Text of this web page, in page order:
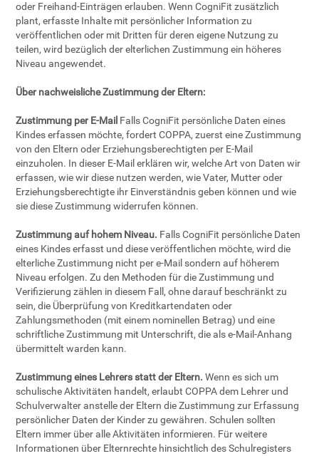
oder Freihand-Einträgen erlauben. Wenn CogniFit zusätzlich
plant, erfasste Inhalte mit persönlicher Information zu
veröffentlichen oder mit Dritten für deren eigene Nutzung zu
teilen, wird bezüglich der elterlichen Zustimmung ein höheres
Niveau angewendet.
Über nachweisliche Zustimmung der Eltern:
Zustimmung per E-Mail Falls CogniFit persönliche Daten eines
Kindes erfassen möchte, fordert COPPA, zuerst eine Zustimmung
von den Eltern oder Erziehungsberechtigten per E-Mail
einzuholen. In dieser E-Mail erklären wir, welche Art von Daten wir
erfassen, wie wir diese nutzen werden, wie Vater, Mutter oder
Erziehungsberechtigte ihr Einverständnis geben können und wie
sie diese Zustimmung widerrufen können.
Zustimmung auf hohem Niveau. Falls CogniFit persönliche Daten
eines Kindes erfasst und diese veröffentlichen möchte, wird die
elterliche Zustimmung nicht per e-Mail sondern auf höherem
Niveau erfolgen. Zu den Methoden für die Zustimmung und
Verifizierung zählen in diesem Fall, ohne darauf beschränkt zu
sein, die Überprüfung von Kreditkartendaten oder
Zahlungsmethoden (mit einem nominellen Betrag) und eine
schriftliche Zustimmung mit Unterschrift, die als e-Mail-Anhang
übermittelt warden kann.
Zustimmung eines Lehrers statt der Eltern. Wenn es sich um
schulische Aktivitäten handelt, erlaubt COPPA dem Lehrer und
Schulverwalter anstelle der Eltern die Zustimmung zur Erfassung
persönlicher Daten der Kinder zu gewähren. Schulen sollten
Eltern immer über alle Aktivitäten informieren. Für weitere
Informationen über Elternrechte hinsichtlich des Schulregisters